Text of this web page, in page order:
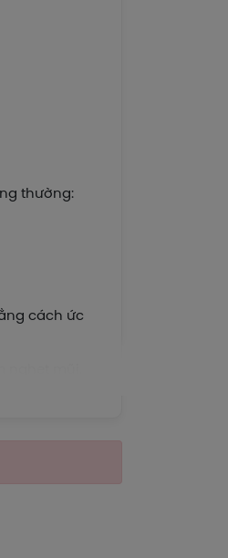
thường:
cách ức
mũi.
giảm sự tiết